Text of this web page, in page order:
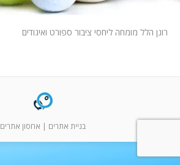
רונן הלל מומחה ליחסי ציבור ספורט ואיגודים
בניית אתרים | אחסון אתרים